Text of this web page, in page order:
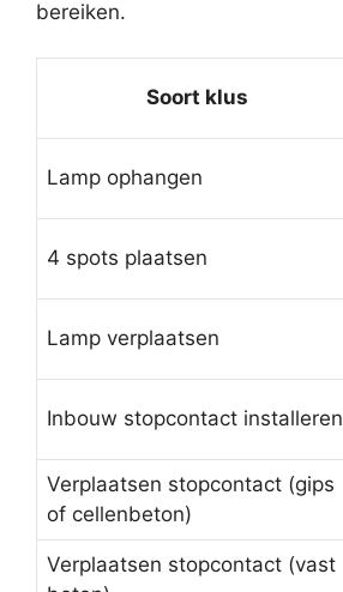
bereiken.
Soort klus
Lamp ophangen
4 spots plaatsen
Lamp verplaatsen
Inbouw stopcontact installeren
Verplaatsen stopcontact (gips
of cellenbeton)
Verplaatsen stopcontact (vast